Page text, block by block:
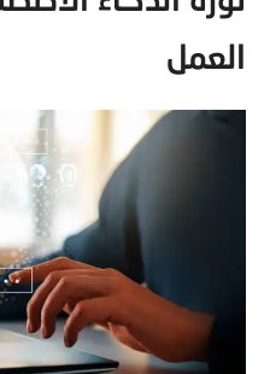
العمل